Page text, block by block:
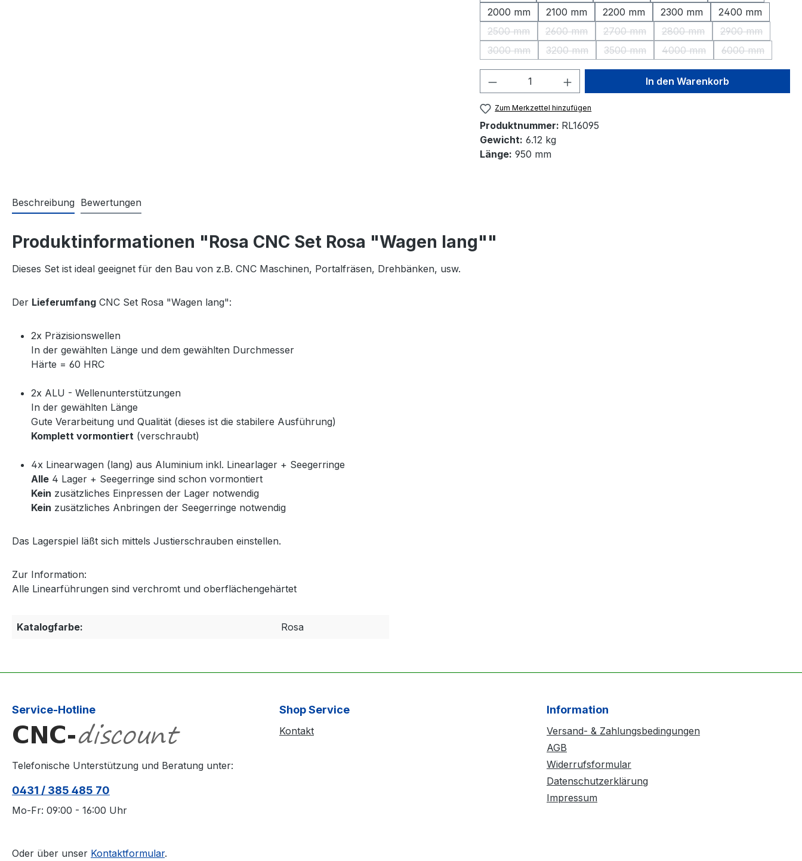
2000 mm
2100 mm 2200 mm 2300 mm
2400 mm
2500 mm
(Diese Option ist zurzeit nicht verfügbar.)
2600 mm
(Diese Option ist zurzeit nicht verfügbar.)
2700 mm
(Diese Option ist zurzeit nicht verfügbar.)
2800 mm
(Diese Option ist zurzeit nicht
2900 mm
(Diese Option
3000 mm
(Diese Option ist zurzeit nicht verfügbar.)
3200 mm
(Diese Option ist zurzeit nicht verfügbar.)
3500 mm
(Diese Option ist zurzeit nicht verfügbar.)
4000 mm
(Diese Option ist zurzeit nicht
6000 mm
(Diese Option
Produkt Anzahl: Gib den gewünschten Wert
In den Warenkorb
Zum Merkzettel hinzufügen
Produktnummer: RL16095
Gewicht: 6.12 kg
Länge: 950 mm
Beschreibung Bewertungen
Produktinformationen "Rosa CNC Set Rosa "Wagen lang""
Dieses Set ist ideal geeignet für den Bau von z.B. CNC Maschinen, Portalfräsen, Drehbänken, usw.
Der Lieferumfang CNC Set Rosa "Wagen lang":
2x Präzisionswellen
In der gewählten Länge und dem gewählten Durchmesser
Härte = 60 HRC
2x ALU - Wellenunterstützungen
In der gewählten Länge
Gute Verarbeitung und Qualität (dieses ist die stabilere Ausführung)
Komplett vormontiert (verschraubt)
4x Linearwagen (lang) aus Aluminium inkl. Linearlager + Seegerringe
Alle 4 Lager + Seegerringe sind schon vormontiert
Kein zusätzliches Einpressen der Lager notwendig
Kein zusätzliches Anbringen der Seegerringe notwendig
Das Lagerspiel läßt sich mittels Justierschrauben einstellen.
Zur Information:
Alle Linearführungen sind verchromt und oberflächengehärtet
Katalogfarbe: Rosa
Service-Hotline
Telefonische Unterstützung und Beratung unter:
0431 / 385 485 70
Mo-Fr: 09:00 - 16:00 Uhr
Oder über unser Kontaktformular.
Shop Service
Kontakt
Information
Versand- & Zahlungsbedingungen
AGB
Widerrufsformular
Datenschutzerklärung
Impressum